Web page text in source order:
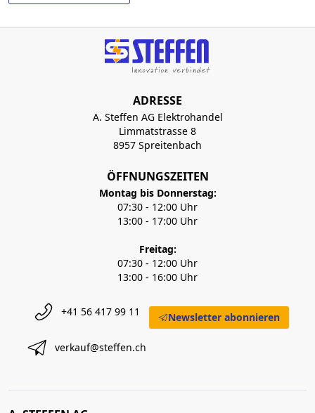
ADRESSE
A. Steffen AG Elektrohandel
Limmatstrasse 8
8957 Spreitenbach
ÖFFNUNGSZEITEN
Montag bis Donnerstag:
07:30 - 12:00 Uhr
13:00 - 17:00 Uhr
Freitag:
07:30 - 12:00 Uhr
13:00 - 16:00 Uhr
+41 56 417 99 11
verkauf@steffen.ch
Newsletter abonnieren